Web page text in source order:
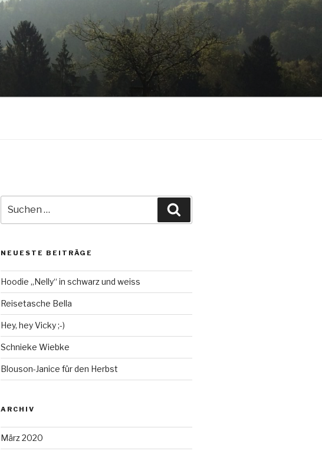
nach:
NEUESTE BEITRÄGE
Hoodie „Nelly“ in schwarz und weiss
Reisetasche Bella
Hey, hey Vicky ;-)
Schnieke Wiebke
Blouson-Janice für den Herbst
ARCHIV
März 2020